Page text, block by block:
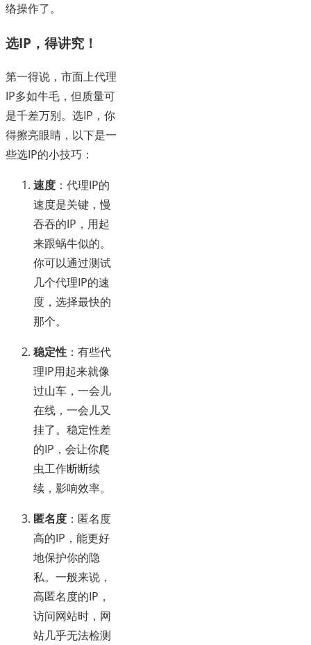
络操作了。
选IP，得讲究！
第一得说，市面上代理
IP多如牛毛，但质量可
是千差万别。选IP，你
得擦亮眼睛，以下是一
些选IP的小技巧：
速度 ：代理IP的
速度是关键，慢
吞吞的IP，用起
来跟蜗牛似的。
你可以通过测试
几个代理IP的速
度，选择最快的
那个。
稳定性 ：有些代
理IP用起来就像
过山车，一会儿
在线，一会儿又
挂了。稳定性差
的IP，会让你爬
虫工作断断续
续，影响效率。
匿名度 ：匿名度
高的IP，能更好
地保护你的隐
私。一般来说，
高匿名度的IP，
访问网站时，网
站几乎无法检测